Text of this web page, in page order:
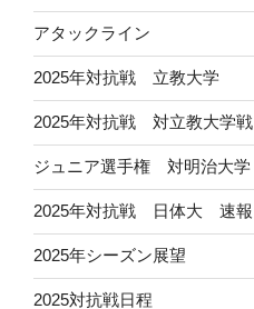
アタックライン
2025年対抗戦 立教大学
2025年対抗戦 対立教大学戦
ジュニア選手権 対明治大学
2025年対抗戦 日体大 速報
2025年シーズン展望
2025対抗戦日程